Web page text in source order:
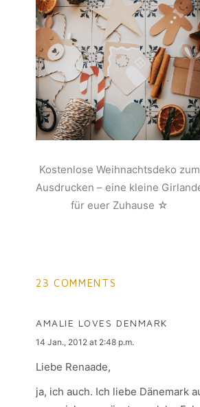
Kostenlose Weihnachtsdeko zum
Ausdrucken – eine kleine
für euer Zuhause ☆
23 COMMENTS
AMALIE LOVES DENMARK
says:
14 Jan., 2012 at 2:48 p.m.
Liebe Renaade,
ja, ich auch. Ich liebe Dänemark